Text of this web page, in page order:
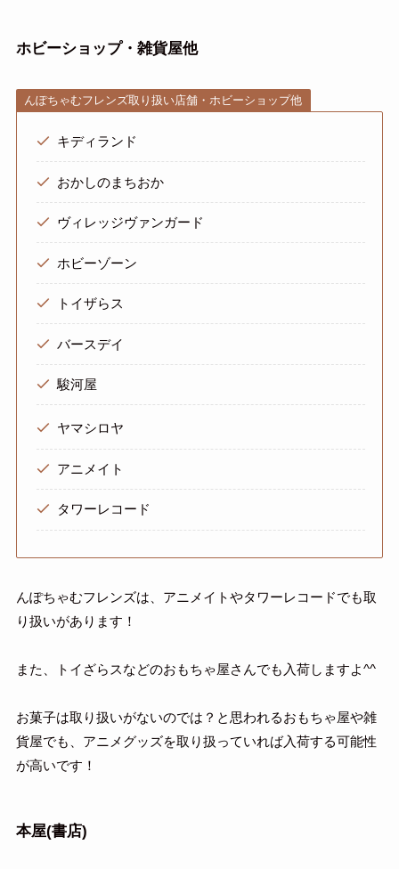
ホビーショップ・雑貨屋他
んぽちゃむフレンズ取り扱い店舗・ホビーショップ他
キディランド
おかしのまちおか
ヴィレッジヴァンガード
ホビーゾーン
トイザらス
バースデイ
駿河屋
ヤマシロヤ
アニメイト
タワーレコード
んぽちゃむフレンズは、アニメイトやタワーレコードでも取
り扱いがあります！
また、トイざらスなどのおもちゃ屋さんでも入荷しますよ^^
お菓子は取り扱いがないのでは？と思われるおもちゃ屋や雑
貨屋でも、アニメグッズを取り扱っていれば入荷する可能性
が高いです！
本屋(書店)